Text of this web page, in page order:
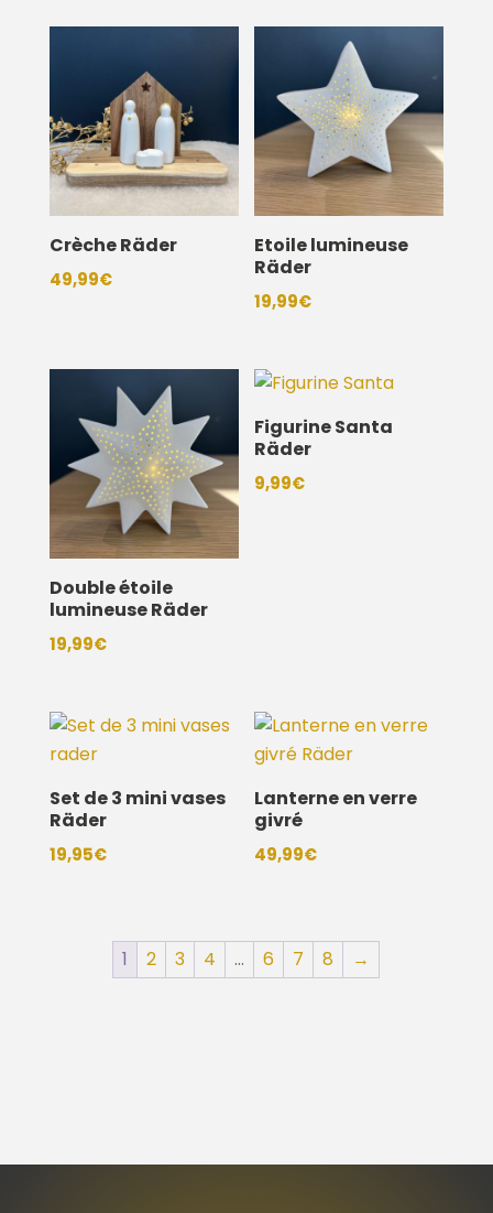
Crèche Räder
49,99€
Etoile lumineuse
Räder
19,99€
Double étoile
lumineuse Räder
19,99€
Figurine Santa
Räder
9,99€
Set de 3 mini vases
Räder
19,95€
Lanterne en verre
givré
49,99€
1 2 3 4 … 6 7 8 →